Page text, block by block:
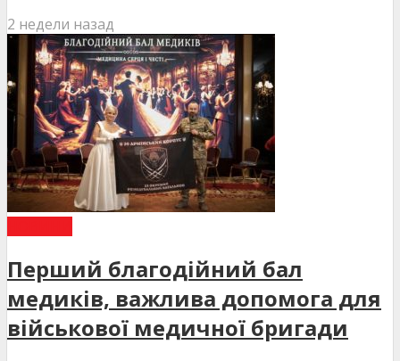
2 недели назад
Перший благодійний бал
медиків, важлива допомога для
військової медичної бригади